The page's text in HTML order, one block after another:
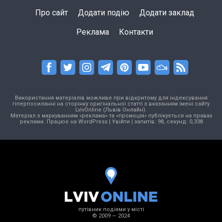
Про сайт Додати подію Додати заклад
Реклама Контакти
Використання матеріалів можливе при відкритому для індексування
гіперпосиланні на сторінку оригінальної статті з вказанням імені сайту
LvivOnline (Львів Онлайн).
Матеріал з маркуванням «реклама» та «промоція» публікується на правах
реклами. Працює на WordPress| Увійти | запитів: 98, секунд: 0,338
путівник подіями у місті
© 2009 — 2024